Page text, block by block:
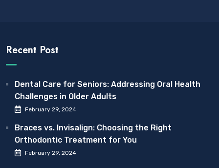
Recent Post
Dental Care for Seniors: Addressing Oral Health
Challenges in Older Adults
February 29, 2024
Braces vs. Invisalign: Choosing the Right
Orthodontic Treatment for You
February 29, 2024